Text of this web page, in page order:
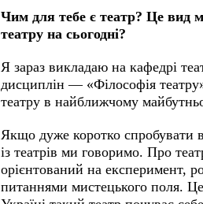
Чим для тебе є театр? Це вид
театру на сьогодні?
Я зараз викладаю на кафедрі
дисциплін — «Філософія
театру в найближчому
Якщо дуже коротко спробувати
із театрів ми говоримо. Про
орієнтований на експеримент,
питаннями мистецького поля.